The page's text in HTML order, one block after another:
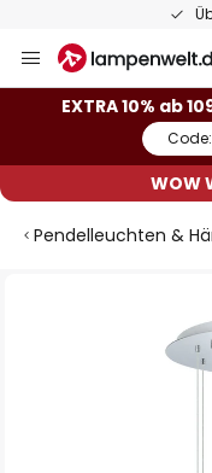
Inhalt
springen
EXTRA 10% ab
Code:
WOW
Pendelleuchten &